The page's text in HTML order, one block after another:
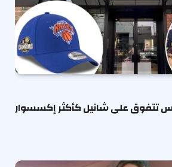
تتفوق على شانيل كأكثر إكسسوار